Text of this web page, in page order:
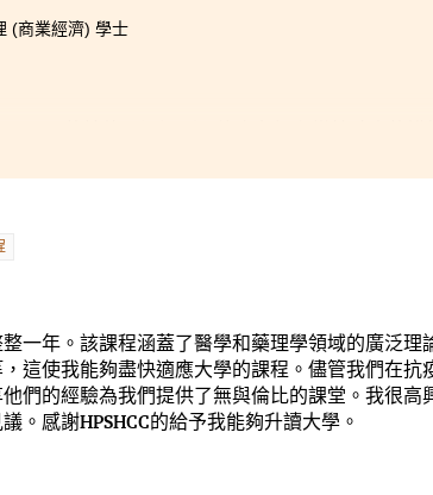
(商業經濟) 學士
了不同的技能，還遇到了許多友好和樂於助人的講
也可以建立一個良好的學習環境。他們使用視像、
和課外活動也令人讃嘆。他們為學生提供了有用
一年。該課程涵蓋了醫學和藥理學領域的廣泛理
這使我能夠盡快適應大學的課程。儘管我們在抗
們的經驗為我們提供了無與倫比的課堂。我很高
。感謝HPSHCC的給予我能夠升讀大學。